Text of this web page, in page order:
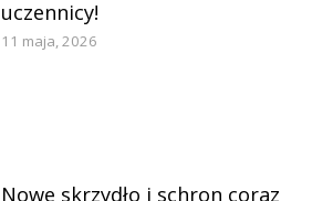
uczennicy!
11 maja, 2026
Nowe skrzydło i schron coraz